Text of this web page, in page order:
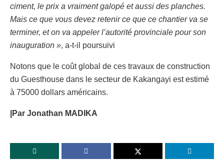
ciment, le prix a vraiment galopé et aussi des planches.
Mais ce que vous devez retenir ce que ce chantier va se
terminer, et on va appeler l’autorité provinciale pour son
inauguration », a-t-il poursuivi
Notons que le coût global de ces travaux de construction
du Guesthouse dans le secteur de Kakangayi est estimé
à 75000 dollars américains.
|Par Jonathan MADIKA